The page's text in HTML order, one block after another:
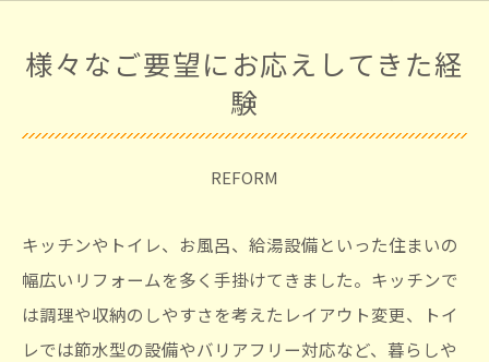
様々なご要望にお応えしてきた経
験
REFORM
キッチンやトイレ、お風呂、給湯設備といった住まいの
幅広いリフォームを多く手掛けてきました。キッチンで
は調理や収納のしやすさを考えたレイアウト変更、トイ
レでは節水型の設備やバリアフリー対応など、暮らしや